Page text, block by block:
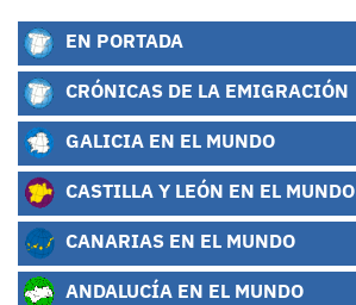
EN PORTADA
CRÓNICAS DE LA EMIGRACIÓN
GALICIA EN EL MUNDO
CASTILLA Y LEÓN EN EL MUNDO
CANARIAS EN EL MUNDO
ANDALUCÍA EN EL MUNDO